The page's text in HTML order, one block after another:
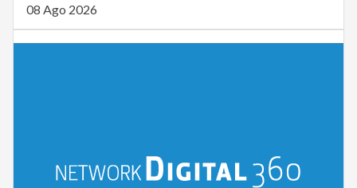
08 Ago 2026